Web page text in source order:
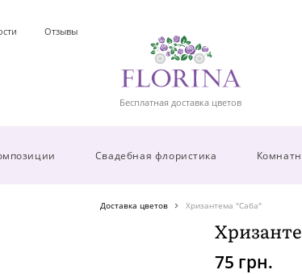
Отзывы
Бесплатная доставка цветов
Свадебная флористика
Доставка цветов Хризантема "Саба"
75 грн.